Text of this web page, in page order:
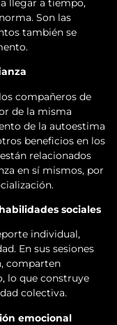
llegar a tiempo,
Son las
también se
compañeros de
de la misma
de la autoestima
beneficios en los
relacionados
en sí mismos, por
sociales
individual,
En sus sesiones
comparten
lo que construye
colectiva.
emocional